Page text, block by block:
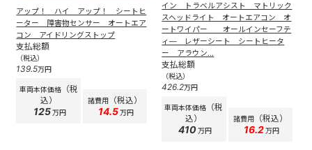
アップ！ ハイ アップ！ シートヒ
ーター 障害物センサー オートエア
コン アイドリングストップ
支払総額
（税込）
139.5万円
車両本体価格（税
込）
125万円
諸費用（税込）
14.5万円
イン トラベルアシスト マトリック
スヘッドライト オートエアコン オ
ートワイパー オールインセーフテ
ィ― レザーシート シートヒータ
ー アラウン...
支払総額
（税込）
426.2万円
車両本体価格
（税
込）
410 万円
諸費用（税込）
16.2万円